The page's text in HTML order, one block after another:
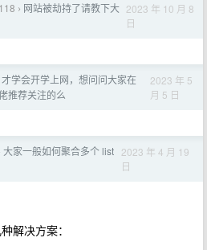
› 网站被劫持了请教下大 2023 年 10 月 8
日
才学会开学上网，想问问大家在
推荐关注的么
2023 年 5
月 5 日
大家一般如何聚合多个 list 2023 年 4 月 19
日
解决方案：